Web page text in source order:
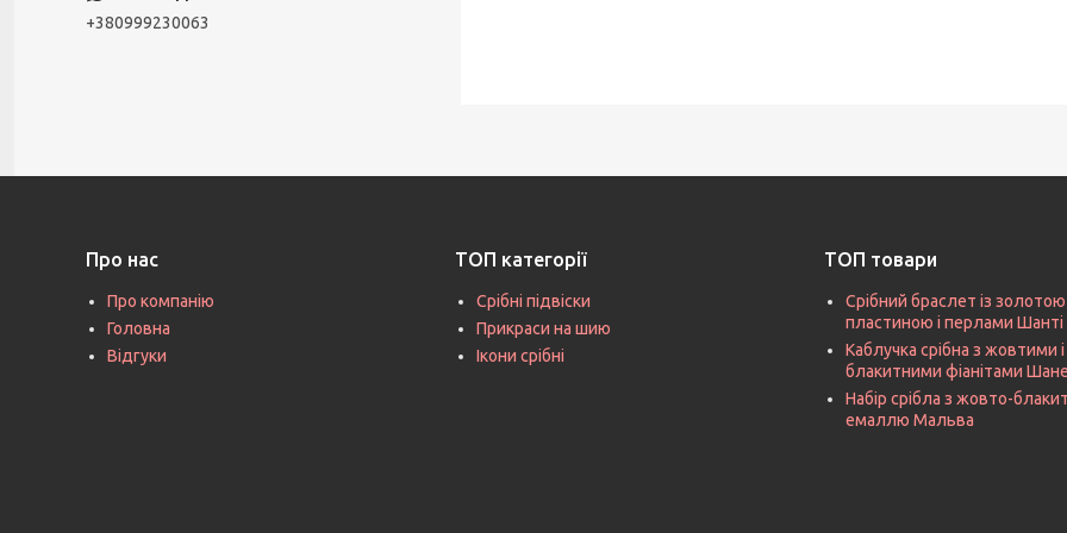
+380999230063
Про нас
Про компанію
Головна
Відгуки
ТОП категорії
Срібні підвіски
Прикраси на шию
Ікони срібні
ТОП товари
Срібний браслет із золотою
пластиною і перлами Шанті
Каблучка срібна з жовтими і
блакитними фіанітами
Набір срібла з жовто-
емаллю Мальва